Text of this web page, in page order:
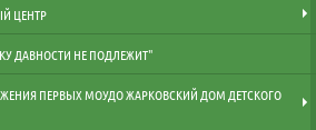
ЦЕНТР
ДАВНОСТИ НЕ ПОДЛЕЖИТ"
ПЕРВЫХ МОУДО ЖАРКОВСКИЙ ДОМ ДЕТСКОГО